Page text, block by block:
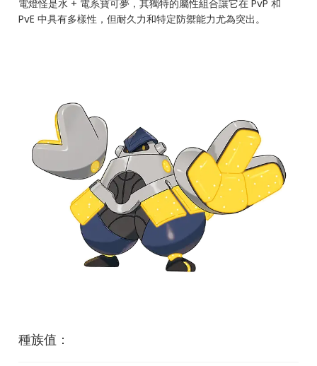
電燈怪是水 + 電系寶可夢，其獨特的屬性組合讓它在 PvP 和
PvE 中具有多樣性，但耐久力和特定防禦能力尤為突出。
種族值：